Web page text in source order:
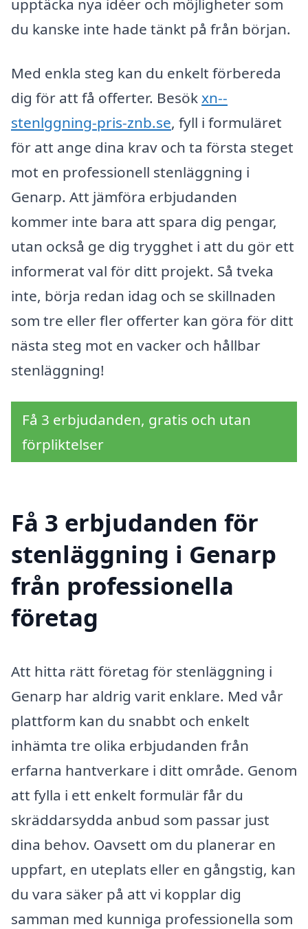
upptäcka nya idéer och möjligheter som
du kanske inte hade tänkt på från början.
Med enkla steg kan du enkelt förbereda
dig för att få offerter. Besökxn--
stenlggning-pris-znb.se, fyll i formuläret
för att ange dina krav och ta första steget
mot en professionell stenläggning i
Genarp. Att jämföra erbjudanden
kommer inte bara att spara dig pengar,
utan också ge dig trygghet i att du gör ett
informerat val för ditt projekt. Så tveka
inte, börja redan idag och se skillnaden
som tre eller fler offerter kan göra för ditt
nästa steg mot en vacker och hållbar
stenläggning!
Få 3 erbjudanden, gratis och utan
förpliktelser
Få 3 erbjudanden för
stenläggning i Genarp
från professionella
företag
Att hitta rätt företag för stenläggning i
Genarp har aldrig varit enklare. Med vår
plattform kan du snabbt och enkelt
inhämta tre olika erbjudanden från
erfarna hantverkare i ditt område. Genom
att fylla i ett enkelt formulär får du
skräddarsydda anbud som passar just
dina behov. Oavsett om du planerar en
uppfart, en uteplats eller en gångstig, kan
du vara säker på att vi kopplar dig
samman med kunniga professionella som